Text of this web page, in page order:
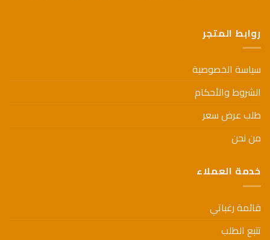
روابط المتجر
سياسة الخصوصية
الشروط والأحكام
طلب عرض سعر
من نحن
خدمة العملاء
قائمة رغباتي
تتبع الطلب